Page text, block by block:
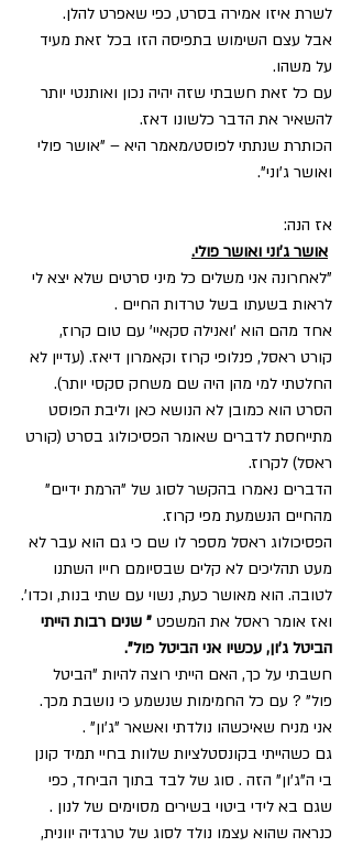
לשרת איזו אמירה בסרט, כפי שאפרט להלן.
אבל עצם השימוש בתפיסה הזו בכל זאת מעיד
על משהו.
עם כל זאת חשבתי שזה יהיה נכון ואותנטי יותר
להשאיר את הדבר כלשונו דאז.
הכותרת שנתתי לפוסט/מאמר היא – "אושר פולי
ואושר ג'וני".
אז הנה:
אושר ג'וני ואושר פולי.
"לאחרונה אני משלים כל מיני סרטים שלא יצא לי
לראות בשעתו בשל טרדות החיים .
אחד מהם הוא 'ואנילה סקאיי' עם טום קרוז,
קורט ראסל, פנלופי קרוז וקאמרון דיאז. (עדיין לא
החלטתי למי מהן היה שם משחק סקסי יותר).
הסרט הוא כמובן לא הנושא כאן וליבת הפוסט
מתייחסת לדברים שאומר הפסיכולוג בסרט (קורט
ראסל) לקרוז.
הדברים נאמרו בהקשר לסוג של "הרמת ידיים"
מהחיים הנשמעת מפי קרוז.
הפסיכולוג ראסל מספר לו שם כי גם הוא עבר לא
מעט תהליכים לא קלים שבסיומם חייו השתנו
לטובה. הוא מאושר כעת, נשוי עם שתי בנות, וכדו'.
ואז אומר ראסל את המשפט " שנים רבות הייתי
הביטל ג'ון, עכשיו אני הביטל פול".
חשבתי על כך, האם הייתי רוצה להיות "הביטל
פול" ? עם כל החמימות שנשמע כי נושבת מכך.
אני מניח שאיכשהו נולדתי ואשאר "ג'ון" .
גם כשהייתי בקונסטלציות שלוות בחיי תמיד קונן
בי ה"ג'ון" הזה . סוג של לבד בתוך הביחד, כפי
שגם בא לידי ביטוי בשירים מסוימים של לנון .
כנראה שהוא עצמו נולד לסוג של טרגדיה יוונית,